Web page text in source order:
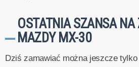
OSTATNIA SZANSA
MAZDY MX-30
Dziś zamawiać można jeszcze